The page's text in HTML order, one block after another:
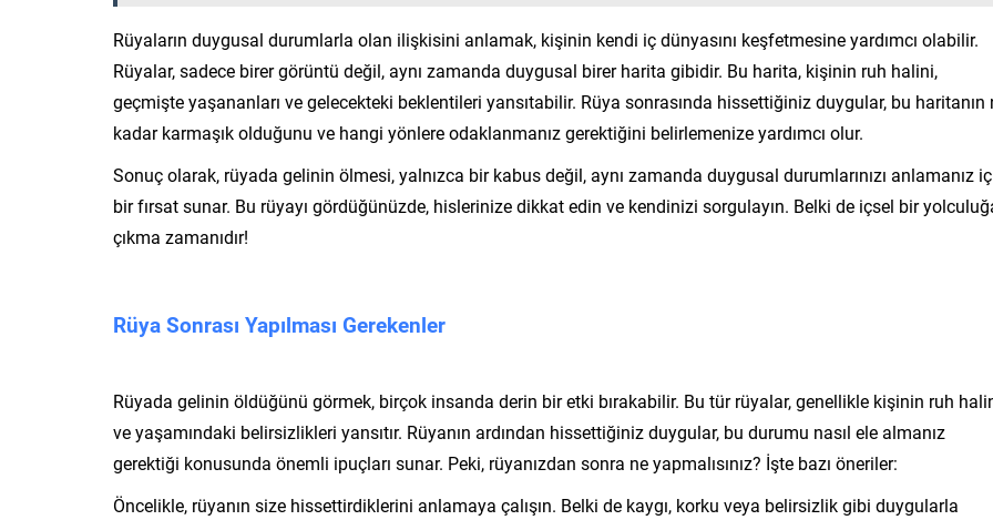
Rüyaların duygusal durumlarla olan ilişkisini anlamak, kişinin kendi iç dünyasını keşfetmesine yardımcı olabilir.
Rüyalar, sadece birer görüntü değil, aynı zamanda duygusal birer harita gibidir. Bu harita, kişinin ruh halini,
geçmişte yaşananları ve gelecekteki beklentileri yansıtabilir. Rüya sonrasında hissettiğiniz duygular, bu haritanın
kadar karmaşık olduğunu ve hangi yönlere odaklanmanız gerektiğini belirlemenize yardımcı olur.
Sonuç olarak, rüyada gelinin ölmesi, yalnızca bir kabus değil, aynı zamanda duygusal durumlarınızı anlamanız
bir fırsat sunar. Bu rüyayı gördüğünüzde, hislerinize dikkat edin ve kendinizi sorgulayın. Belki de içsel bir
çıkma zamanıdır!
Rüya Sonrası Yapılması Gerekenler
Rüyada gelinin öldüğünü görmek, birçok insanda derin bir etki bırakabilir. Bu tür rüyalar, genellikle kişinin ruh
ve yaşamındaki belirsizlikleri yansıtır. Rüyanın ardından hissettiğiniz duygular, bu durumu nasıl ele almanız
gerektiği konusunda önemli ipuçları sunar. Peki, rüyanızdan sonra ne yapmalısınız? İşte bazı öneriler:
Öncelikle, rüyanın size hissettirdiklerini anlamaya çalışın. Belki de kaygı, korku veya belirsizlik gibi duygularla